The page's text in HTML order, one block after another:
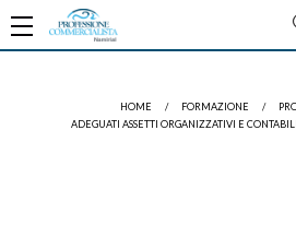
HOME / FORMAZIONE /
ADEGUATI ASSETTI ORGANIZZATIVI E